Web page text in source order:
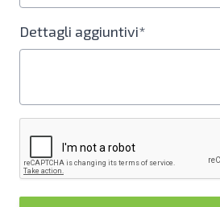
Dettagli aggiuntivi*